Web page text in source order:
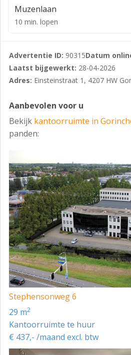
Muzenlaan
10 min. lopen
Advertentie ID: 90315Datum
Laatst bijgewerkt: 28-04-2026
Adres: Einsteinstraat 1, 4207 HW
Aanbevolen voor u
Bekijk kantoorruimte in
panden:
Stephensonweg 6
29 m2
Kantoorruimte te huur
€ 437,- /maand excl. btw